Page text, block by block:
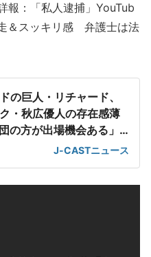
報：「私人逮捕」YouTub
＆スッキリ感 弁護士は法
の巨人・リチャード、
・秋広優人の存在感薄
の方が出場機会ある」
J-CASTニュース